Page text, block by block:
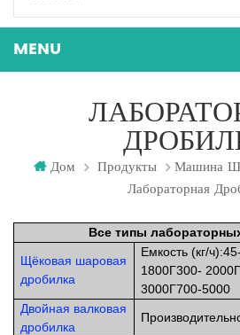
Дом Продукты
Машина
Лабораторная
Все типы
Щёковая шаровая
дробилка
Емкость (кг/
1800Г300- 2000
3000Г700-5000
Двойная валковая
дробилка